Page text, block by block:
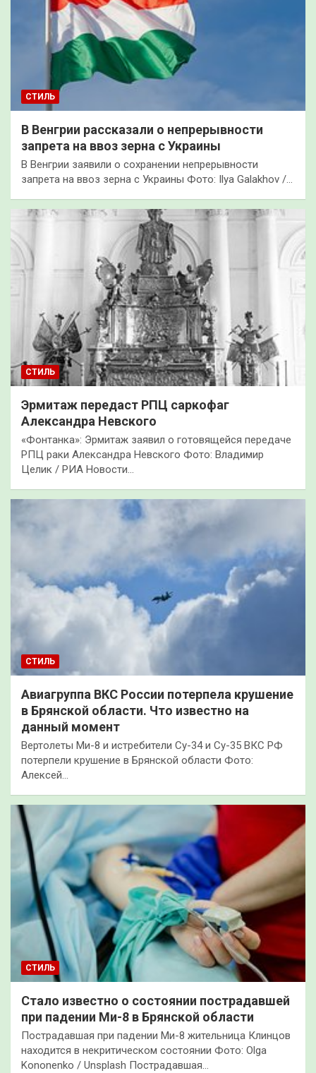
СТИЛЬ
В Венгрии рассказали о непрерывности
запрета на ввоз зерна с Украины
В Венгрии заявили о сохранении непрерывности
запрета на ввоз зерна с Украины Фото: Ilya Galakhov /…
СТИЛЬ
Эрмитаж передаст РПЦ саркофаг
Александра Невского
«Фонтанка»: Эрмитаж заявил о готовящейся передаче
РПЦ раки Александра Невского Фото: Владимир
Целик / РИА Новости…
СТИЛЬ
Авиагруппа ВКС России потерпела крушение
в Брянской области. Что известно на
данный момент
Вертолеты Ми-8 и истребители Су-34 и Су-35 ВКС РФ
потерпели крушение в Брянской области Фото:
Алексей…
СТИЛЬ
Стало известно о состоянии пострадавшей
при падении Ми-8 в Брянской области
Пострадавшая при падении Ми-8 жительница Клинцов
находится в некритическом состоянии Фото: Olga
Kononenko / Unsplash Пострадавшая…